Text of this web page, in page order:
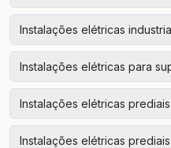
Instalações elétricas
Instalações elétricas para
Instalações elétricas prediais
Instalações elétricas